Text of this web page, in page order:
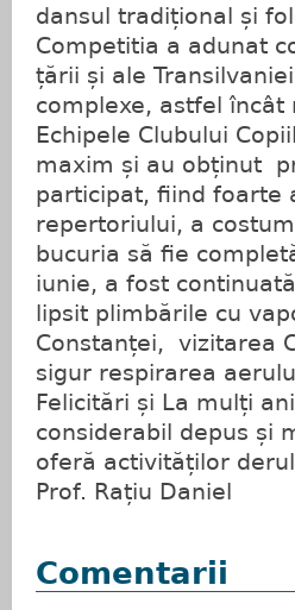
dansul tradițional și
Competitia a adunat
țării și ale
complexe, astfel
Echipele Clubului
maxim și au obținut
participat, fiind foarte
repertoriului, a
bucuria să fie
iunie, a fost
lipsit plimbările cu
Constanței, vizitarea
sigur respirarea
Felicitări și La mulți
considerabil depus și
oferă activităților
Prof. Rațiu Daniel
Comentarii